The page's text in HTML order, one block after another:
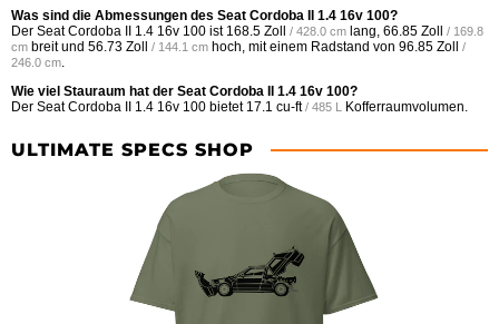
Was sind die Abmessungen des Seat Cordoba II 1.4 16v 100?
Der Seat Cordoba II 1.4 16v 100 ist 168.5 Zoll / 428.0 cm lang, 66.85 Zoll
/ 169.8
cm breit und 56.73 Zoll / 144.1 cm hoch, mit einem Radstand von 96.85 Zoll
/
246.0 cm.
Wie viel Stauraum hat der Seat Cordoba II 1.4 16v 100?
Der Seat Cordoba II 1.4 16v 100 bietet 17.1 cu-ft / 485 L Kofferraumvolumen.
ULTIMATE SPECS SHOP